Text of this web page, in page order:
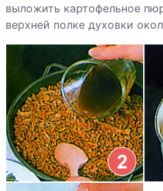
Картофельные
Кебабы
Котлеты из
говядины по-
корейски
выложить картофельное
верхней полке духовки